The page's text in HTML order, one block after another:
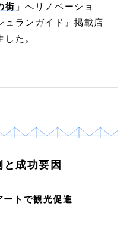
街 」へリノベーショ
ュランガイド』掲載店
した。
と成功要因
トで観光促進